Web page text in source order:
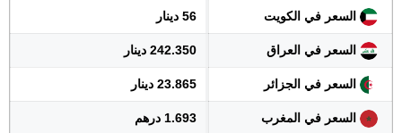
السعر في الكويت 56 دينار
السعر في العراق 242.350 دينار
السعر في الجزائر 23.865 دينار
السعر في المغرب 1.693 درهم